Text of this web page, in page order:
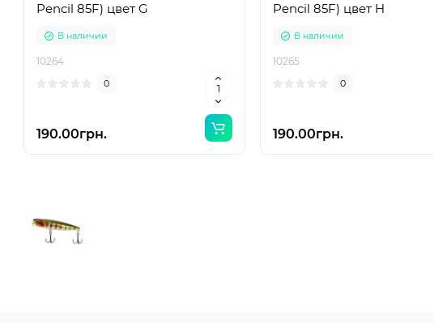
Pencil 85F) цвет G
В наличии
10264
0
190.00грн.
Pencil 85F) цвет H
В наличии
10265
0
190.00грн.